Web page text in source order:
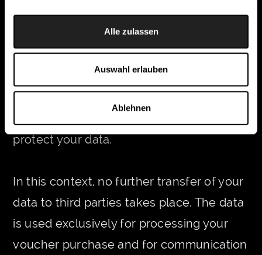
Alle zulassen
Auswahl erlauben
Ablehnen
will be transmitted in encrypted form.
websLINE has committed itself to
handling your transmitted data in
compliance with data protection
regulations. websLINE takes all
protect your data.
In this context, no further transfer of your
data to third parties takes place. The data
is used exclusively for processing your
voucher purchase and for communication